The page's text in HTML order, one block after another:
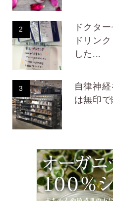
2
ドクタ
ドリン
した...
3
自律神
は無印で